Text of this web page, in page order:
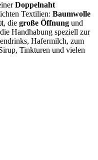
Doppelnaht
Textilien: Baumwolle
, die große Öffnung und
Handhabung speziell zur
Hafermilch, zum
Tinkturen und vielen